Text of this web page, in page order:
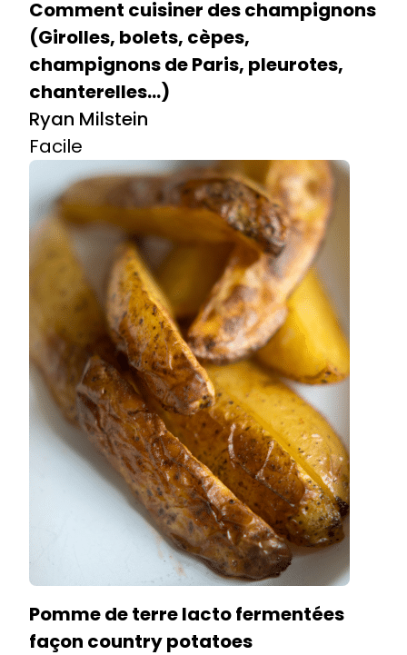
Comment cuisiner des champignons
(Girolles, bolets, cèpes,
champignons de Paris, pleurotes,
chanterelles…)
Ryan Milstein
Facile
Pomme de terre lacto fermentées
façon country potatoes